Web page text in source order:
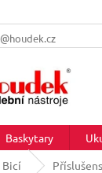
Baskytary
Bicí